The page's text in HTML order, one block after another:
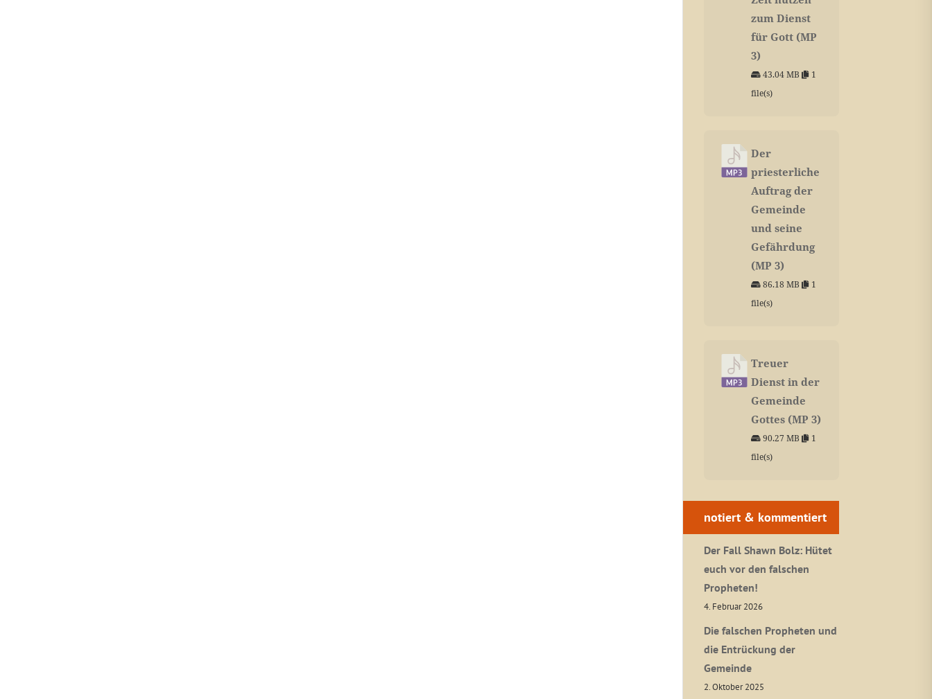
zum Dienst
für Gott (MP
3)
43.04 MB
1
file(s)
Der
priesterliche
Auftrag der
Gemeinde
und seine
Gefährdung
(MP 3)
86.18 MB
1
file(s)
Treuer
Dienst in der
Gemeinde
Gottes (MP 3)
90.27 MB
1
file(s)
notiert & kommentiert
Der Fall Shawn Bolz: Hütet
euch vor den falschen
Propheten!
4. Februar 2026
Die falschen Propheten und
die Entrückung der
Gemeinde
2. Oktober 2025